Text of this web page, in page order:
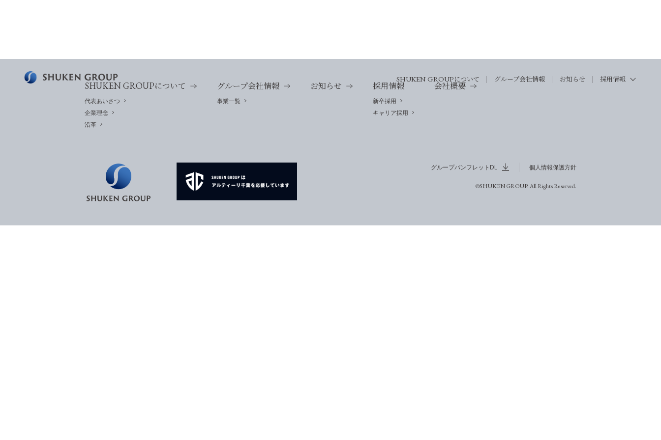
SHUKEN GROUPについて グループ会社情報 お知らせ 採用情報
SHUKEN GROUPについて
代表あいさつ
企業理念
沿革
グループ会社情報
事業一覧
お知らせ 採用情報
新卒採用
キャリア採用
会社概要
グループパンフレットDL 個人情報保護方針
©SHUKEN GROUP. All Rights Reserved.